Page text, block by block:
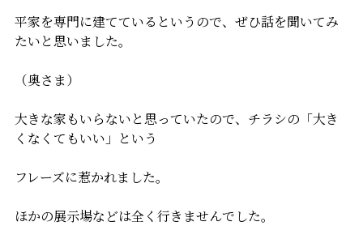
平家を専門に建てているというので、ぜひ話を聞いてみ
たいと思いました。
（奥さま）
大きな家もいらないと思っていたので、チラシの「大き
くなくてもいい」という
フレーズに惹かれました。
ほかの展示場などは全く行きませんでした。